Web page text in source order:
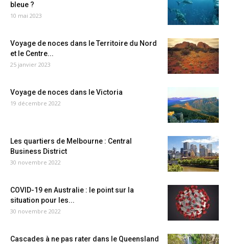
bleue ?
10 mai 2023
Voyage de noces dans le Territoire du Nord
et le Centre...
25 janvier 2023
Voyage de noces dans le Victoria
19 décembre 2022
Les quartiers de Melbourne : Central
Business District
30 novembre 2022
COVID-19 en Australie : le point sur la
situation pour les...
30 novembre 2022
Cascades à ne pas rater dans le Queensland